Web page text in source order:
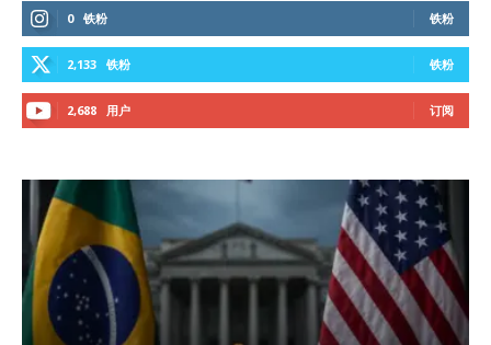
0 铁粉 铁粉
2,133 铁粉 铁粉
2,688 用户 订阅